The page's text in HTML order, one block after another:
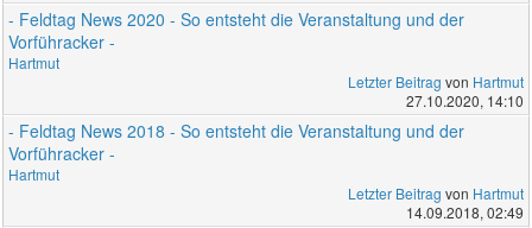
- Feldtag News 2020 - So entsteht die Veranstaltung und der
Vorführacker -
Hartmut
Letzter Beitrag von Hartmut
27.10.2020, 14:10
- Feldtag News 2018 - So entsteht die Veranstaltung und der
Vorführacker -
Hartmut
Letzter Beitrag von Hartmut
14.09.2018, 02:49